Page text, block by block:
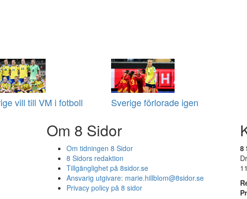
vill till VM i fotboll Sverige förlorade igen
Om 8 Sidor
Om tidningen 8 Sidor
8 Sidors redaktion
Tillgänglighet på 8sidor.se
Ansvarig utgivare: marie.hillblom@8sidor.se
Privacy policy på 8 sidor
8